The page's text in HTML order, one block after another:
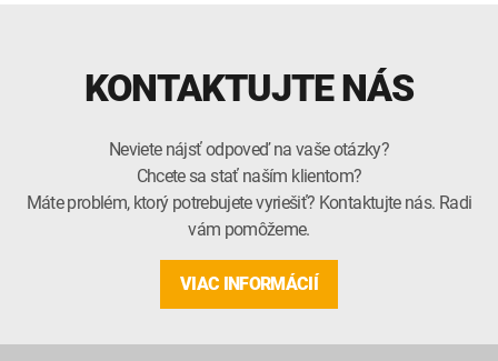
KONTAKTUJTE NÁS
Neviete nájsť odpoveď na vaše otázky?
Chcete sa stať naším klientom?
Máte problém, ktorý potrebujete vyriešiť? Kontaktujte nás. Radi
vám pomôžeme.
VIAC INFORMÁCIÍ